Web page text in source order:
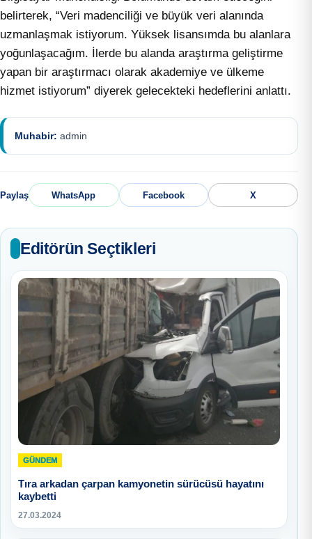
belirterek, “Veri madenciliği ve büyük veri alanında
uzmanlaşmak istiyorum. Yüksek lisansımda bu alanlara
yoğunlaşacağım. İlerde bu alanda araştırma geliştirme
yapan bir araştırmacı olarak akademiye ve ülkeme
hizmet istiyorum” diyerek gelecekteki hedeflerini anlattı.
Muhabir: admin
Paylaş WhatsApp Facebook X
Editörün Seçtikleri
GÜNDEM
Tıra arkadan çarpan kamyonetin sürücüsü hayatını
kaybetti
27.03.2024